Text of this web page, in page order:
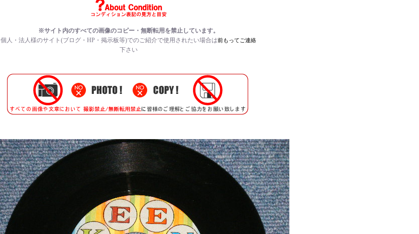
※サイト内のすべての画像のコピー・無断転用を禁止しています。
個人・法人様のサイト(ブログ・HP・掲示板等)でのご紹介で使用されたい場合は前もってご連絡
下さい